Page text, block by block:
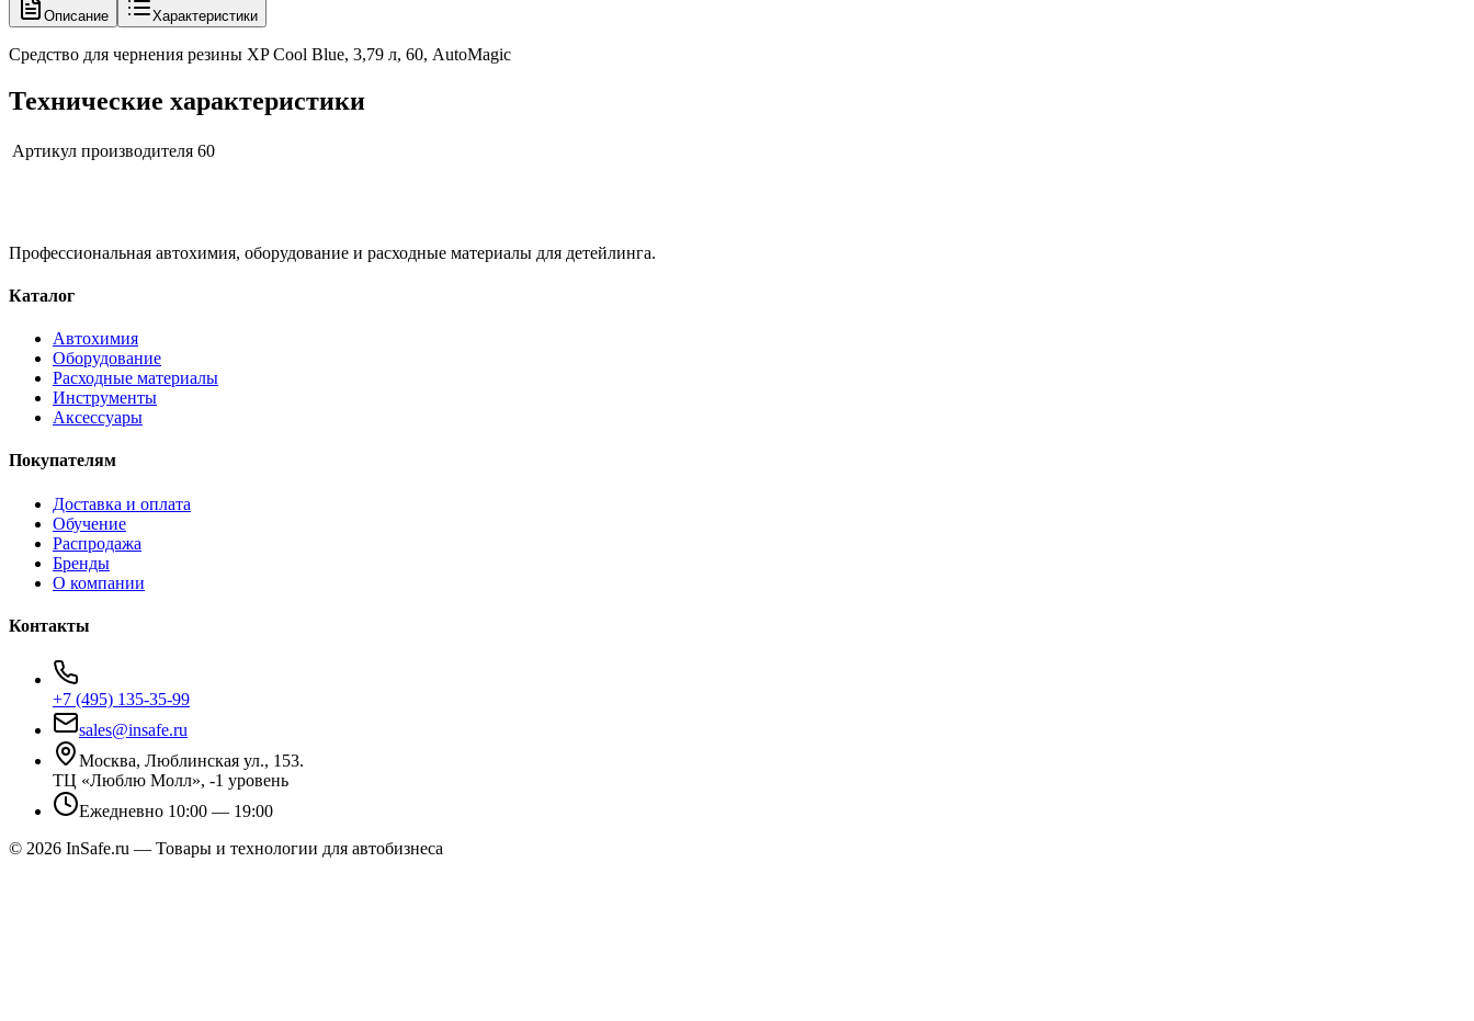
Описание Характеристики
Средство для чернения резины XP Cool Blue, 3,79 л, 60, AutoMagic
Технические характеристики
Артикул производителя 60
Профессиональная автохимия, оборудование и расходные материалы для детейлинга.
Каталог
Автохимия
Оборудование
Расходные материалы
Инструменты
Аксессуары
Покупателям
Доставка и оплата
Обучение
Распродажа
Бренды
О компании
Контакты
+7 (495) 135-35-99
sales@insafe.ru
Москва, Люблинская ул., 153.
ТЦ «Люблю Молл», -1 уровень
Ежедневно 10:00 — 19:00
© 2026 InSafe.ru — Товары и технологии для автобизнеса